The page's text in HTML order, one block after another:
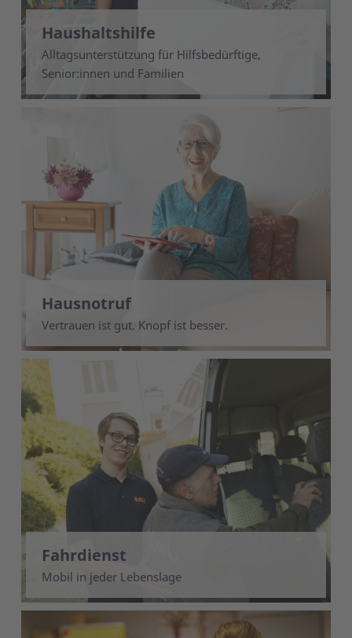
Haushaltshilfe
Alltagsunterstützung für Hilfsbedürftige,
Senior:innen und Familien
Hausnotruf
Vertrauen ist gut. Knopf ist besser.
Fahrdienst
Mobil in jeder Lebenslage